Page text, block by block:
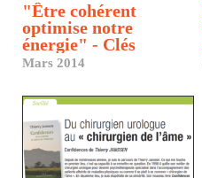
"Être cohérent
optimise notre
énergie" - Clés
Mars 2014